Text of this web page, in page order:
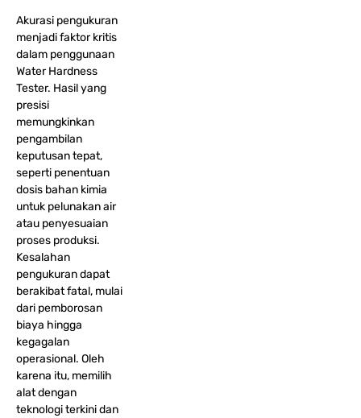
Akurasi pengukuran
menjadi faktor kritis
dalam penggunaan
Water Hardness
Tester. Hasil yang
presisi
memungkinkan
pengambilan
keputusan tepat,
seperti penentuan
dosis bahan kimia
untuk pelunakan air
atau penyesuaian
proses produksi.
Kesalahan
pengukuran dapat
berakibat fatal, mulai
dari pemborosan
biaya hingga
kegagalan
operasional. Oleh
karena itu, memilih
alat dengan
teknologi terkini dan